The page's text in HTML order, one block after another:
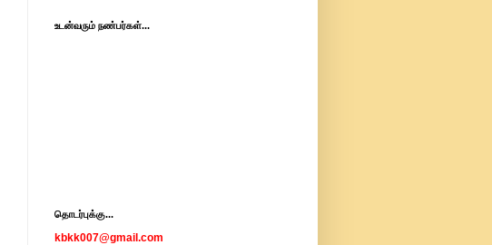
உடன்வரும் நண்பர்கள்...
தொடர்புக்கு...
kbkk007@gmail.com